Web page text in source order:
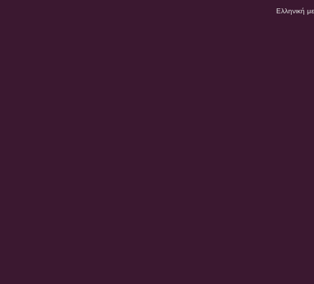
Ελληνική